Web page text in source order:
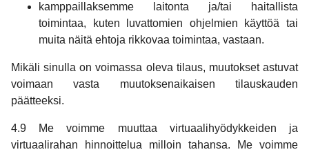
kamppaillaksemme laitonta ja/tai haitallista
toimintaa, kuten luvattomien ohjelmien käyttöä tai
muita näitä ehtoja rikkovaa toimintaa, vastaan.
Mikäli sinulla on voimassa oleva tilaus, muutokset astuvat
voimaan vasta muutoksenaikaisen tilauskauden
päätteeksi.
4.9 Me voimme muuttaa virtuaalihyödykkeiden ja
virtuaalirahan hinnoittelua milloin tahansa. Me voimme